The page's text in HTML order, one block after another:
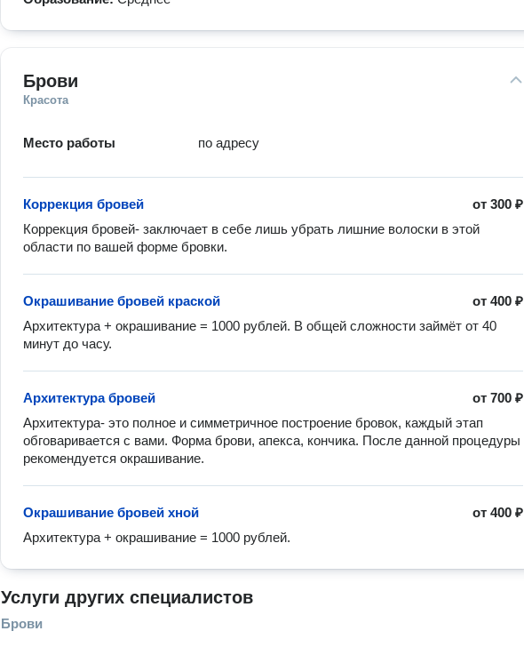
Брови
Красота
Место работы по адресу
от300 ₽
Коррекция бровей
Коррекция бровей- заключает в себе лишь убрать лишние волоски в этой
области по вашей форме бровки.
от400 ₽
Окрашивание бровей краской
Архитектура + окрашивание = 1000 рублей. В общей сложности займёт от 40
минут до часу.
от700 ₽
Архитектура бровей
Архитектура- это полное и симметричное построение бровок, каждый этап
обговаривается с вами. Форма брови, апекса, кончика. После данной процедуры
рекомендуется окрашивание.
от400 ₽
Окрашивание бровей хной
Архитектура + окрашивание = 1000 рублей.
Услуги других специалистов
Брови